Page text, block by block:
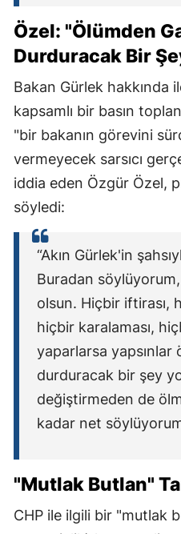
Özel: "Ölümden
Durduracak Bir
Bakan Gürlek hakkında
kapsamlı bir basın
"bir bakanın görevini
vermeyecek sarsıcı
iddia eden Özgür Özel,
söyledi:
“Akın Gürlek'in
Buradan
olsun. Hiçbir iftirası,
hiçbir karalaması,
yaparlarsa yapsınlar
durduracak bir şey
değiştirmeden de
kadar net
"Mutlak Butlan"
CHP ile ilgili bir "mutlak